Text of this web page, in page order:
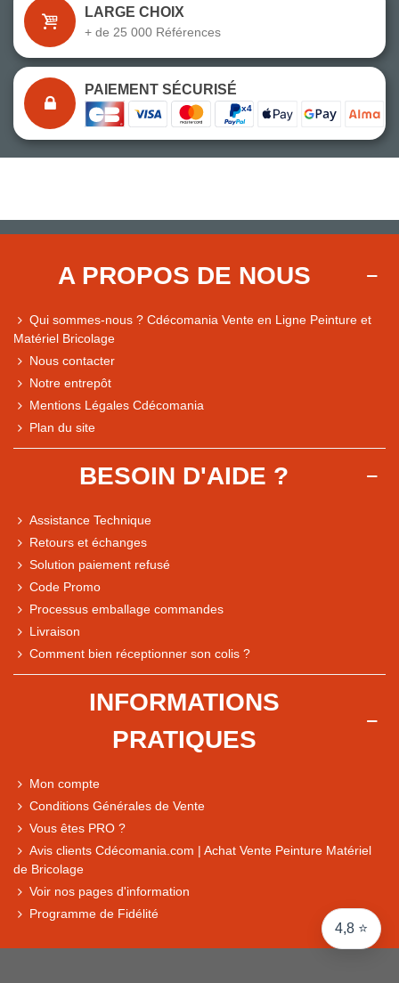
4,8 ⭐
Comparaison des performances du magasin
Express, Chez vous, Point relais, Retrait magasin
LARGE CHOIX
+ de 25 000 Références
PAIEMENT SÉCURISÉ
A PROPOS DE NOUS
Qui sommes-nous ? Cdécomania Vente en Ligne Peinture et
Matériel Bricolage
Nous contacter
Notre entrepôt
Mentions Légales Cdécomania
Plan du site
BESOIN D'AIDE ?
Assistance Technique
Retours et échanges
Solution paiement refusé
Code Promo
Processus emballage commandes
Livraison
Comment bien réceptionner son colis ?
INFORMATIONS
PRATIQUES
Mon compte
Conditions Générales de Vente
Vous êtes PRO ?
Avis clients Cdécomania.com | Achat Vente Peinture Matériel
de Bricolage
Voir nos pages d'information
Programme de Fidélité